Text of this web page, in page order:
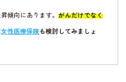
傾向にあります。 がんだけでなく
女性医療保険も検討してみましょ